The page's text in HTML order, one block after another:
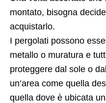
montato, bisogna
acquistarlo.
I pergolati possono
metallo o muratura e
proteggere dal sole o
un’area come quella
quella dove è ubicata